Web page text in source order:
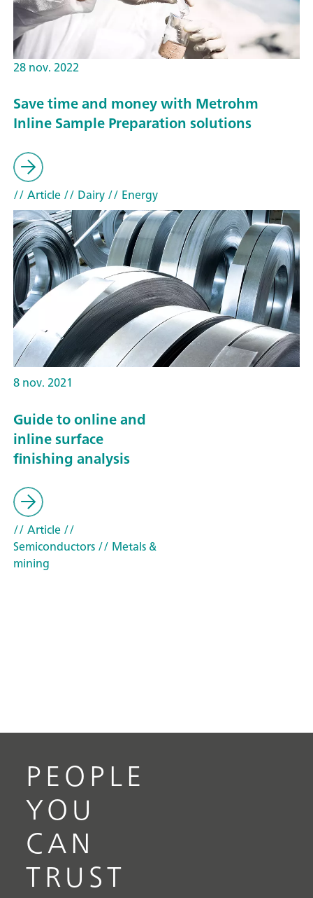
28 nov. 2022
Save time and money with Metrohm
Inline Sample Preparation solutions
// Article// Dairy// Energy
8 nov. 2021
Guide to online and
inline surface
finishing analysis
// Article//
Semiconductors// Metals &
mining
PEOPLE
YOU
CAN
TRUST